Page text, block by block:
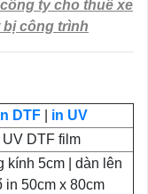
ty cho thuê xe
bị công trình
DTF| in UV
UV DTF film
kính 5cm | dàn lên
in 50cm x 80cm